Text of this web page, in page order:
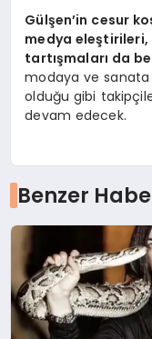
Gülşen’in cesur
medya eleştirileri,
tartışmaları da
modaya ve sanata
olduğu gibi
devam edecek.
Benzer